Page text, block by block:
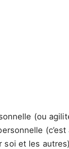
(ou
et les